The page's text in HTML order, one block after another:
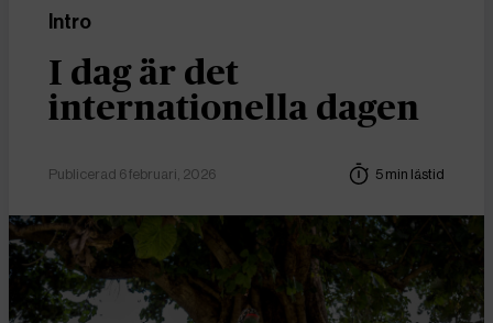
Intro
I dag är det
internationella dagen
Publicerad 6 februari, 2026 5 min lästid